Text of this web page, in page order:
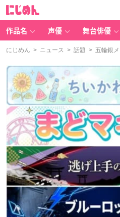
作品名 声優 舞台俳優
にじめん > ニュース > 話題 > 五輪銀メ